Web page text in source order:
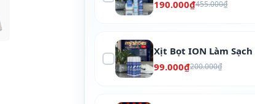
190.000₫455.000₫
Xịt Bọt ION Làm
99.000₫200.000₫